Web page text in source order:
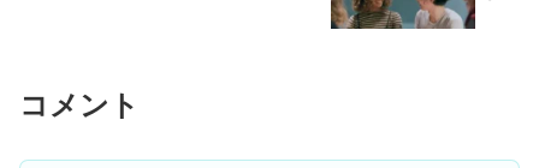
コメント